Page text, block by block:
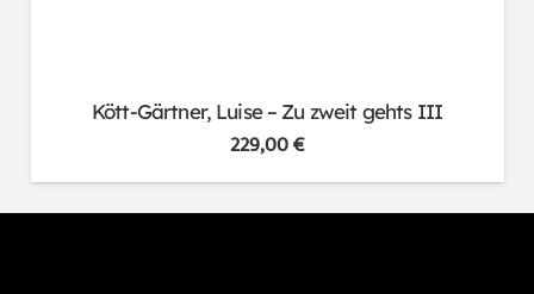
Kött-Gärtner, Luise – Zu zweit gehts III
229,00€